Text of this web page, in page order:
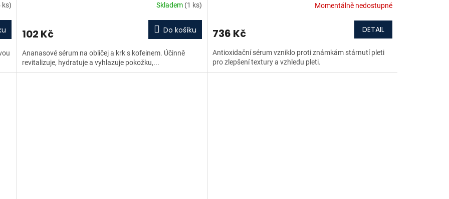
ks) Skladem (1 ks)
102 Kč Do košíku
Ananasové sérum na obličej a krk s kofeinem. Účinně
revitalizuje, hydratuje a vyhlazuje pokožku,...
Momentálně nedostupné
736 Kč DETAIL
Antioxidační sérum vzniklo proti známkám stárnutí pleti
pro zlepšení textury a vzhledu pleti.